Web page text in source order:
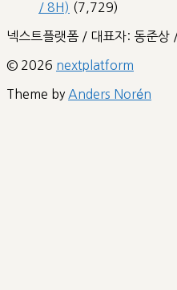
/ 8H) (7,729)
넥스트플랫폼 / 대표자: 동준
© 2026 nextplatform
Theme by Anders Norén